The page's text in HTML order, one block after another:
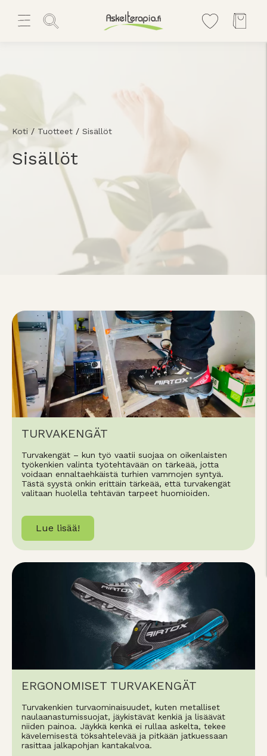
Koti / Tuotteet / Sisällöt
Sisällöt
TURVAKENGÄT
Turvakengät – kun työ vaatii suojaa on oikenlaisten
työkenkien valinta työtehtävään on tärkeää, jotta
voidaan ennaltaehkäistä turhien vammojen syntyä.
Tästä syystä onkin erittäin tärkeää, että turvakengät
valitaan huolella tehtävän tarpeet huomioiden.
Lue lisää!
ERGONOMISET TURVAKENGÄT
Turvakenkien turvaominaisuudet, kuten metalliset
naulaanastumissuojat, jäykistävät kenkiä ja lisäävät
niiden painoa. Jäykkä kenkä ei rullaa askelta, tekee
kävelemisestä töksahtelevää ja pitkään jatkuessaan
rasittaa jalkapohjan kantakalvoa.